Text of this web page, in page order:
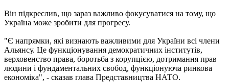
Він підкреслив, що зараз важливо фокусуватися на тому, що
Україна може зробити для прогресу.
"Є напрямки, які визнають важливими для України всі члени
Альянсу. Це функціонування демократичних інститутів,
верховенство права, боротьба з корупцією, дотримання прав
людини і фундаментальних свобод, функціонуюча ринкова
економіка", - сказав глава Представництва НАТО.